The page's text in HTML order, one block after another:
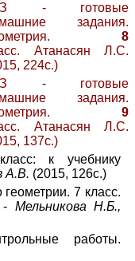
- готовые
задания.
8
Атанасян Л.С.
224с.)
- готовые
задания.
9
Атанасян Л.С.
137с.)
к учебнику
А.В. (2015, 126с.)
7 класс.
- Мельникова Н.Б.,
работы.